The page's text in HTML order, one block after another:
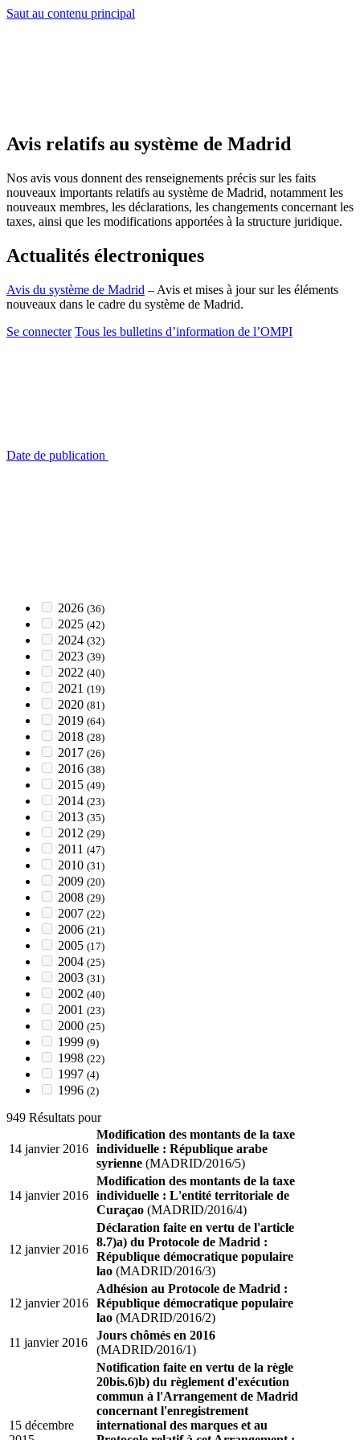
Saut au contenu principal
Avis relatifs au système de Madrid
Nos avis vous donnent des renseignements précis sur les faits
nouveaux importants relatifs au système de Madrid, notamment les
nouveaux membres, les déclarations, les changements concernant les
taxes, ainsi que les modifications apportées à la structure juridique.
Actualités électroniques
Avis du système de Madrid – Avis et mises à jour sur les éléments
nouveaux dans le cadre du système de Madrid.
Se connecter Tous les bulletins d’information de l’OMPI
Date de publication
2026 (36)
2025 (42)
2024 (32)
2023 (39)
2022 (40)
2021 (19)
2020 (81)
2019 (64)
2018 (28)
2017 (26)
2016 (38)
2015 (49)
2014 (23)
2013 (35)
2012 (29)
2011 (47)
2010 (31)
2009 (20)
2008 (29)
2007 (22)
2006 (21)
2005 (17)
2004 (25)
2003 (31)
2002 (40)
2001 (23)
2000 (25)
1999 (9)
1998 (22)
1997 (4)
1996 (2)
949 Résultats pour
14 janvier 2016
Modification des montants de la taxe
individuelle : République arabe
syrienne (MADRID/2016/5)
14 janvier 2016
Modification des montants de la taxe
individuelle : L'entité territoriale de
Curaçao (MADRID/2016/4)
12 janvier 2016
Déclaration faite en vertu de l'article
8.7)a) du Protocole de Madrid :
République démocratique populaire
lao (MADRID/2016/3)
12 janvier 2016
Adhésion au Protocole de Madrid :
République démocratique populaire
lao (MADRID/2016/2)
11 janvier 2016
Jours chômés en 2016
(MADRID/2016/1)
15 décembre
Notification faite en vertu de la règle
20bis.6)b) du règlement d'exécution
commun à l'Arrangement de Madrid
concernant l'enregistrement
international des marques et au